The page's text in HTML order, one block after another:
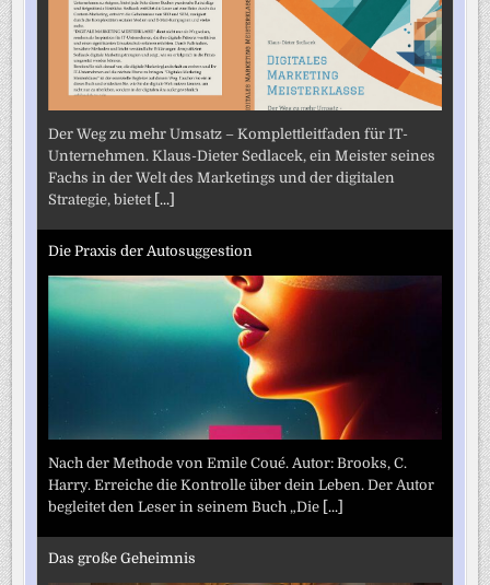
Der Weg zu mehr Umsatz – Komplettleitfaden für IT-
Unternehmen. Klaus-Dieter Sedlacek, ein Meister seines
Fachs in der Welt des Marketings und der digitalen
Strategie, bietet [...]
Die Praxis der Autosuggestion
Nach der Methode von Emile Coué. Autor: Brooks, C.
Harry. Erreiche die Kontrolle über dein Leben. Der Autor
begleitet den Leser in seinem Buch „Die [...]
Das große Geheimnis